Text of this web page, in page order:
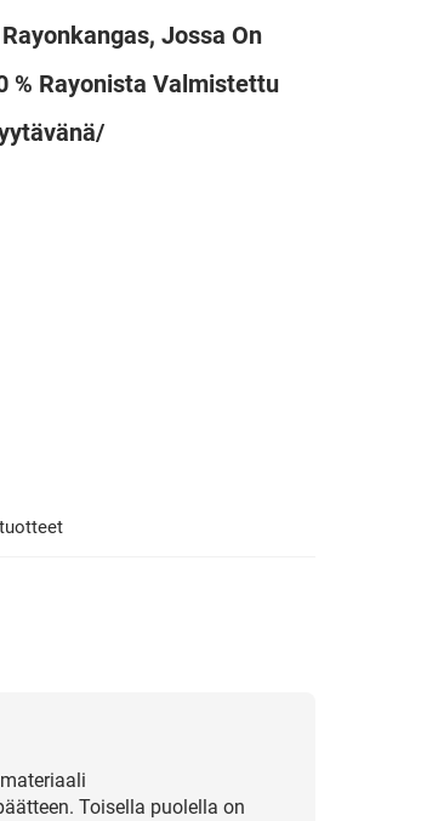
Jossa On
% Rayonista Valmistettu
Toisella puolella on